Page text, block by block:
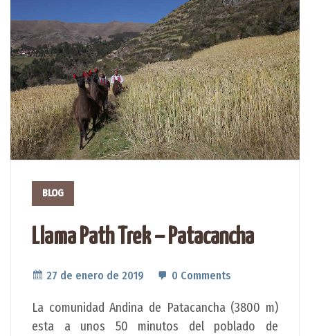
BLOG
Llama Path Trek – Patacancha
27 de enero de 2019 0 Comments
La comunidad Andina de Patacancha (3800 m)
esta a unos 50 minutos del poblado de